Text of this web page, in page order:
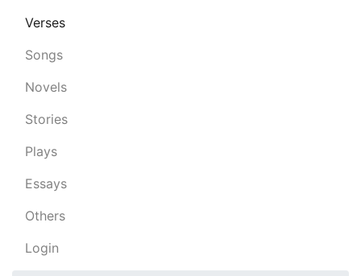
Verses
Songs
Novels
Stories
Plays
Essays
Others
Login